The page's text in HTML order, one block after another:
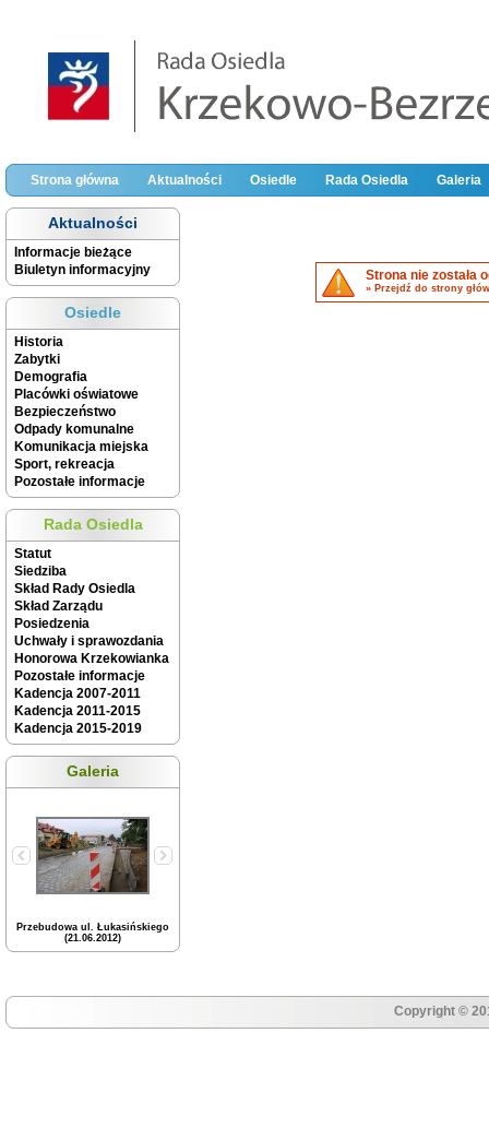
Strona główna Aktualności Osiedle Rada Osiedla Galeria
Aktualności
Informacje bieżące
Biuletyn informacyjny
Osiedle
Historia
Zabytki
Demografia
Placówki oświatowe
Bezpieczeństwo
Odpady komunalne
Komunikacja miejska
Sport, rekreacja
Pozostałe informacje
Rada Osiedla
Statut
Siedziba
Skład Rady Osiedla
Skład Zarządu
Posiedzenia
Uchwały i sprawozdania
Honorowa Krzekowianka
Pozostałe informacje
Kadencja 2007-2011
Kadencja 2011-2015
Kadencja 2015-2019
Galeria
Przebudowa ul. Łukasińskiego
(21.06.2012)
Strona nie została
» Przejdź do strony
Copyright ©